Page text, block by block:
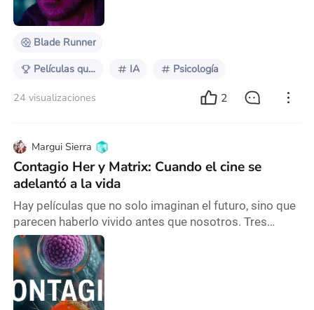
muchos preferían creer la conspración que St
Blade Runner
Películas que predijeron el futuro IA Psicología
24 visualizaciones 2
Margui Sierra
Contagio Her y Matrix: Cuando el cine se
adelantó a la vida
Hay películas que no solo imaginan el futuro, sino que
parecen haberlo vivido antes que nosotros. Tres
películas que me tocaron mucho son Contagio, Her y
Matrix. Cada una, con su propia historia, me hizo ver
un mundo que hoy parece más real de lo que creí.
Contagio habla de un virus que se extiende rápido, y
de cómo el mundo reacciona con miedo, lucha y